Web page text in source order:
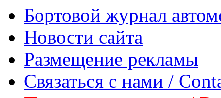
Бортовой журнал
Новости сайта
Размещение рекламы
Связаться с нами /